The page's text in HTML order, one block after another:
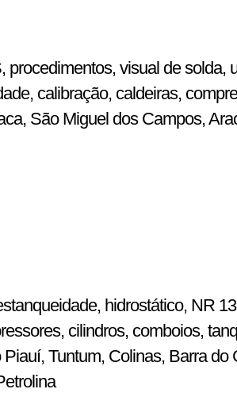
visual de solda,
calibração, caldeiras,
São Miguel dos Campos,
hidrostático, NR
cilindros, comboios,
Tuntum, Colinas, Barra do